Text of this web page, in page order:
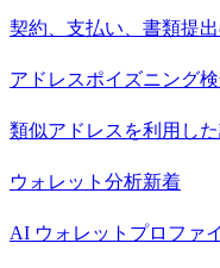
契約、支払い、書類提
アドレスポイズニング
類似アドレスを利用し
ウォレット分析新着
AI ウォレットプロファ